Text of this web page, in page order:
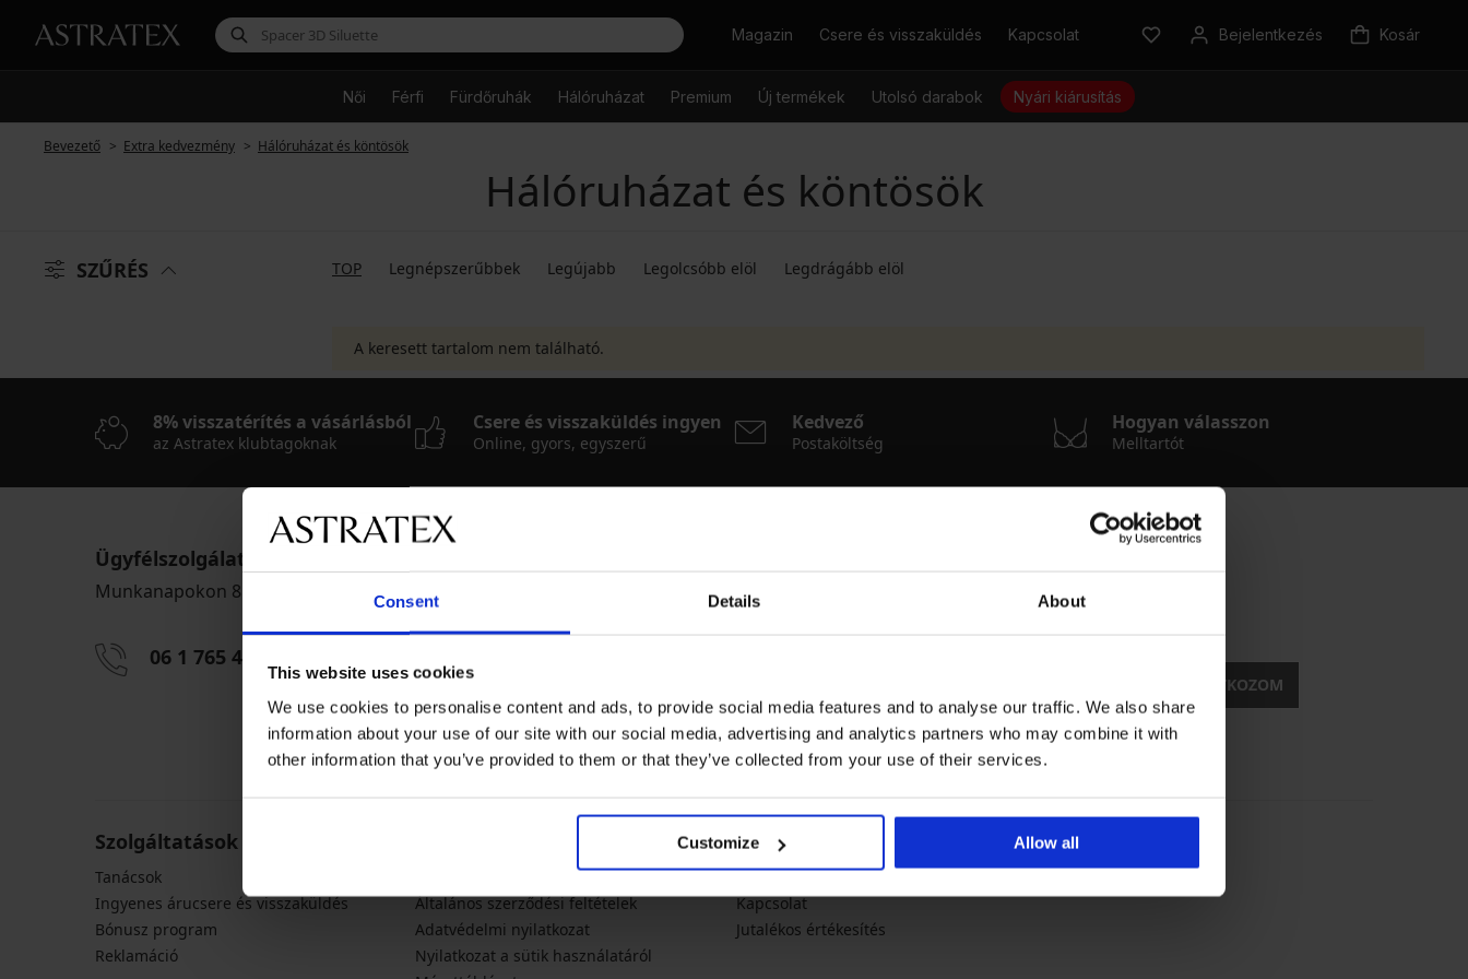
Consent Details About
This website uses cookies
We use cookies to personalise content and ads, to provide social media features and to analyse our traffic. We also share
information about your use of our site with our social media, advertising and analytics partners who may combine it with
other information that you’ve provided to them or that they’ve collected from your use of their services.
Customize Allow all
KeresésMagazin Csere és visszaküldés Kapcsolat Bejelentkezés Kosár
Női Férfi Fürdőruhák Hálóruházat Premium Új termékek Utolsó darabok Nyári kiárusítás
Bevezető Extra kedvezmény Hálóruházat és köntösök
Hálóruházat és köntösök
SZŰRÉS TOP Legnépszerűbbek Legújabb Legolcsóbb elöl Legdrágább elöl
A keresett tartalom nem található.
8% visszatérítés a vásárlásból
az Astratex klubtagoknak
Csere és visszaküldés ingyen
Online, gyors, egyszerű
Kedvező
Postaköltség
Hogyan válasszon
Melltartót
Ügyfélszolgálat
Munkanapokon 8:00 - 16:00 óra között
06 1 765 4767
Szeretne az újdonságokról értesülni?
újdonságok akciók kedvezmények
FELIRATKOZOM
Szolgáltatások vásárlóknak
Tanácsok
Ingyenes árucsere és visszaküldés
Bónusz program
Reklamáció
Általános szerződési feltételek
Adatvédelmi nyilatkozat
Nyilatkozat a sütik használatáról
A társaságról
Kik vagyunk?
Kapcsolat
Jutalékos értékesítés
Megbízható bolt